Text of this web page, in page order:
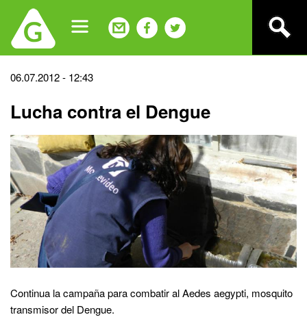
navigation
Back
top
06.07.2012 - 12:43
Lucha contra el Dengue
Continua la campaña para combatir al Aedes aegypti, mosquito
transmisor del Dengue.